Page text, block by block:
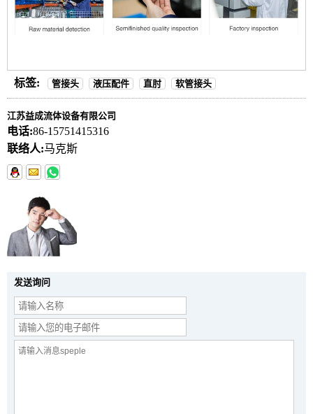
标签: 管接头 液压配件 直肘 软管接头
江苏益成流体设备有限公司
电话:86-15751415316
联络人:马克斯
发送询问